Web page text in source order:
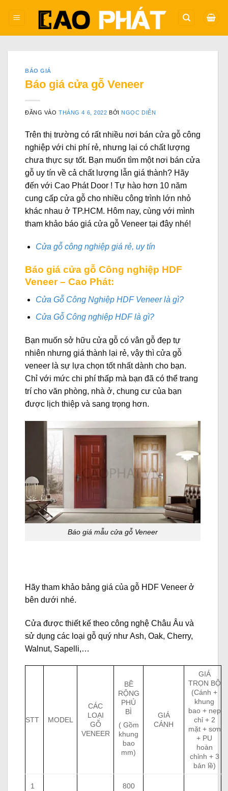
BÁO GIÁ
Báo giá cửa gỗ Veneer
ĐĂNG VÀOTHÁNG 4 6, 2022 BỞI NGỌC DIỄN
Trên thị trường có rất nhiều nơi bán cửa gỗ công
nghiệp với chi phí rẻ, nhưng lại có chất lượng
chưa thực sự tốt. Bạn muốn tìm một nơi bán cửa
gỗ uy tín về cả chất lượng lẫn giá thành? Hãy
đến với Cao Phát Door ! Tự hào hơn 10 năm
cung cấp cửa gỗ cho nhiều công trình lớn nhỏ
khác nhau ở TP.HCM. Hôm nay, cùng với mình
tham khảo báo giá cửa gỗ Veneer tại đây nhé!
Cửa gỗ công nghiệp giá rẻ, uy tín
Báo giá cửa gỗ Công nghiệp HDF
Veneer – Cao Phát:
Cửa Gỗ Công Nghiệp HDF Veneer là gì?
Cửa Gỗ Công nghiệp HDF là gì?
Bạn muốn sở hữu cửa gỗ có vân gỗ đẹp tự
nhiên nhưng giá thành lại rẻ, vậy thì cửa gỗ
veneer là sự lựa chọn tốt nhất dành cho bạn.
Chỉ với mức chi phí thấp mà bạn đã có thể trang
trí cho văn phòng, nhà ở, chung cư của bạn
được lịch thiệp và sang trọng hơn.
Báo giá mẫu cửa gỗ Veneer
Hãy tham khảo bảng giá của gỗ HDF Veneer ở
bên dưới nhé.
Cửa được thiết kế theo công nghệ Châu Âu và
sử dụng các loại gỗ quý như Ash, Oak, Cherry,
Walnut, Sapelli,…
STT MODEL
CÁC
LOẠI
GỖ
VENEER
BỀ
RỘNG
PHỦ
BÌ
( Gồm
khung
bao
mm)
GIÁ
CÁNH
GIÁ
TRỌN BỘ
(Cánh +
khung
bao + nẹp
chỉ + 2
mặt + sơn
+ PU
hoàn
chỉnh + 3
bản lề)
1 800